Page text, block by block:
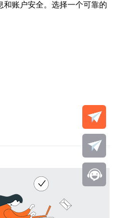
账户安全。选择一个可靠的